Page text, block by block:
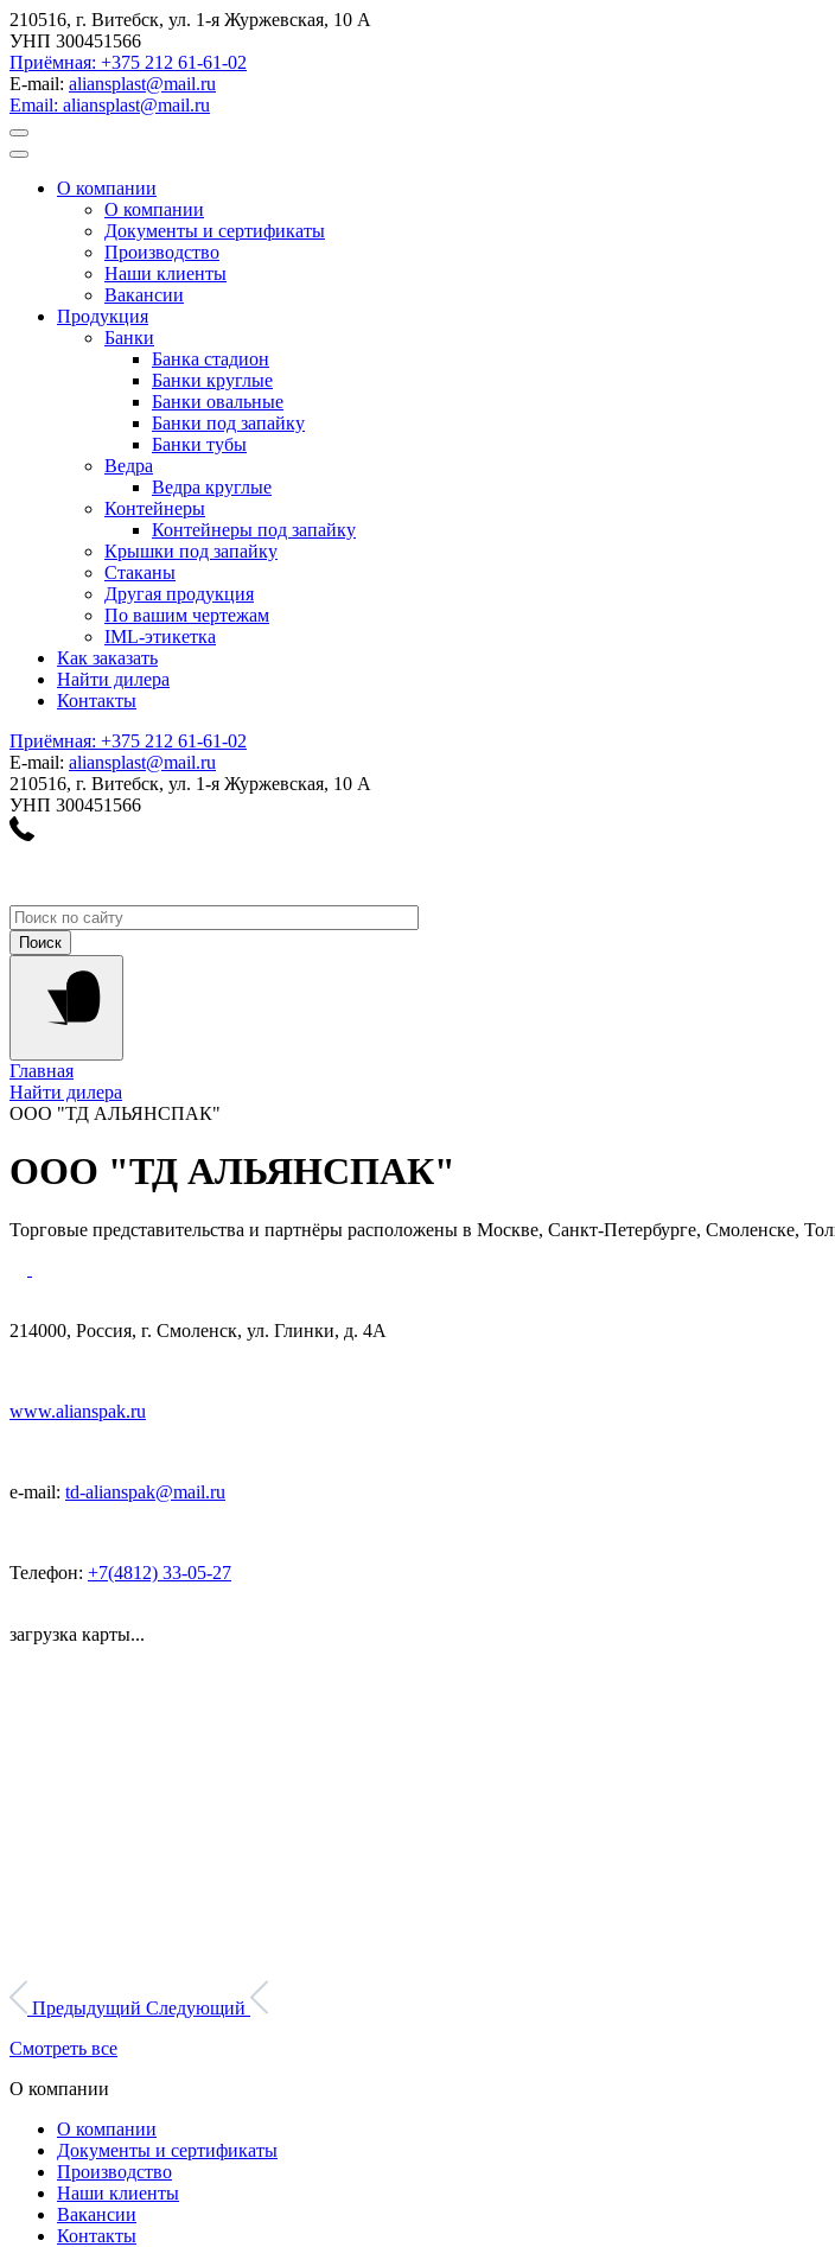
210516, г. Витебск, ул. 1-я Журжевская, 10 А
УНП 300451566
Приёмная: +375 212 61-61-02
E-mail: aliansplast@mail.ru
Email: aliansplast@mail.ru
О компании
О компании
Документы и сертификаты
Производство
Наши клиенты
Вакансии
Продукция
Банки
Банка стадион
Банки круглые
Банки овальные
Банки под запайку
Банки тубы
Ведра
Ведра круглые
Контейнеры
Контейнеры под запайку
Крышки под запайку
Стаканы
Другая продукция
По вашим чертежам
IML-этикетка
Как заказать
Найти дилера
Контакты
Приёмная: +375 212 61-61-02
E-mail: aliansplast@mail.ru
210516, г. Витебск, ул. 1-я Журжевская, 10 А
УНП 300451566
Главная
Найти дилера
ООО "ТД АЛЬЯНСПАК"
ООО "ТД АЛЬЯНСПАК"
Торговые представительства и партнёры расположены в Москве, Санкт-Петербурге, Смоленске,
214000, Россия, г. Смоленск, ул. Глинки, д. 4А
www.alianspak.ru
e-mail: td-alianspak@mail.ru
Телефон: +7(4812) 33-05-27
загрузка карты...
Предыдущий Следующий
Смотреть все
О компании
О компании
Документы и сертификаты
Производство
Наши клиенты
Вакансии
Контакты